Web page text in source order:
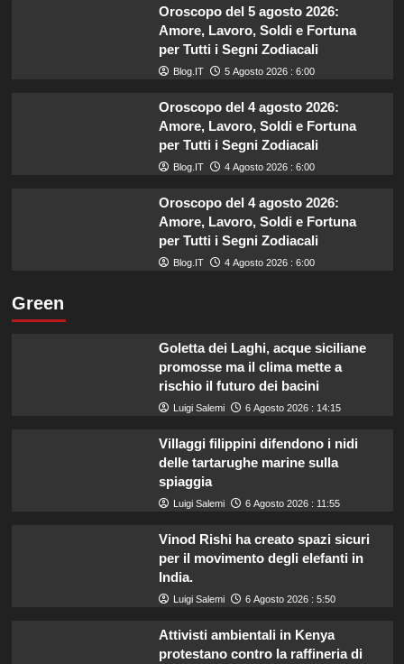
Oroscopo del 5 agosto 2026:
Amore, Lavoro, Soldi e Fortuna
per Tutti i Segni Zodiacali
Blog.IT 5 Agosto 2026 : 6:00
Oroscopo del 4 agosto 2026:
Amore, Lavoro, Soldi e Fortuna
per Tutti i Segni Zodiacali
Blog.IT 4 Agosto 2026 : 6:00
Oroscopo del 4 agosto 2026:
Amore, Lavoro, Soldi e Fortuna
per Tutti i Segni Zodiacali
Blog.IT 4 Agosto 2026 : 6:00
Green
Goletta dei Laghi, acque siciliane
promosse ma il clima mette a
rischio il futuro dei bacini
Luigi Salemi 6 Agosto 2026 : 14:15
Villaggi filippini difendono i nidi
delle tartarughe marine sulla
spiaggia
Luigi Salemi 6 Agosto 2026 : 11:55
Vinod Rishi ha creato spazi sicuri
per il movimento degli elefanti in
India.
Luigi Salemi 6 Agosto 2026 : 5:50
Attivisti ambientali in Kenya
protestano contro la raffineria di